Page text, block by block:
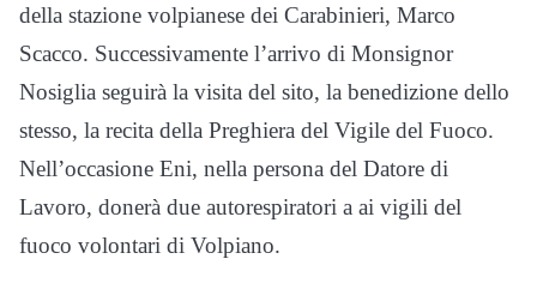
della stazione volpianese dei Carabinieri, Marco
Scacco. Successivamente l’arrivo di Monsignor
Nosiglia seguirà la visita del sito, la benedizione dello
stesso, la recita della Preghiera del Vigile del Fuoco.
Nell’occasione Eni, nella persona del Datore di
Lavoro, donerà due autorespiratori a ai vigili del
fuoco volontari di Volpiano.